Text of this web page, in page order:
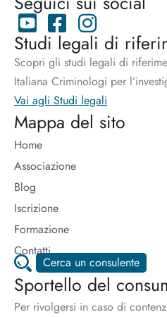
Studi legali di
Scopri gli studi legali di
Italiana Criminologi per
Vai agli Studi legali
Mappa del sito
Home
Associazione
Blog
Iscrizione
Formazione
Contatti
Cerca un consulente
Sportello del
Per rivolgersi in caso di